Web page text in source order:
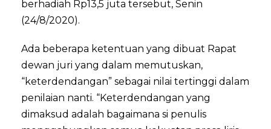
berhadiah Rp13,5 juta tersebut, Senin
(24/8/2020).
Ada beberapa ketentuan yang dibuat Rapat
dewan juri yang dalam memutuskan,
“keterdendangan” sebagai nilai tertinggi dalam
penilaian nanti. “Keterdendangan yang
dimaksud adalah bagaimana si penulis